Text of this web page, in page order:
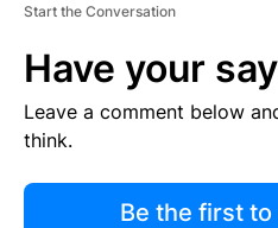
Start the Conversation
Have your
Leave a comment below
think.
Be the first